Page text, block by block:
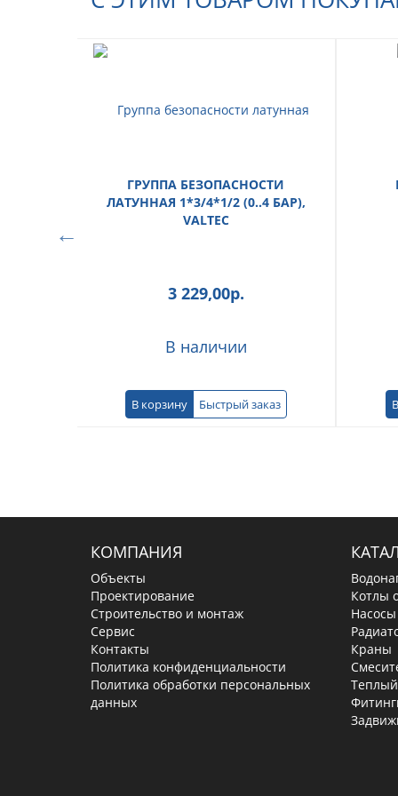
ГРУППА БЕЗОПАСНОСТИ
ЛАТУННАЯ 1*3/4*1/2 (0..4 БАР),
VALTEC
3 229,00р.
В наличии
В корзину Быстрый заказ
КОМПАНИЯ
Объекты
Проектирование
Строительство и монтаж
Сервис
Контакты
Политика конфиденциальности
Политика обработки персональных
данных
Котлы
Насосы
Краны